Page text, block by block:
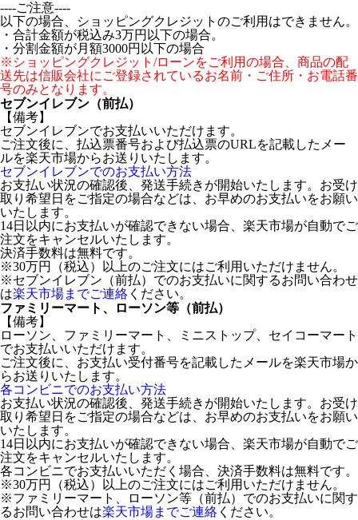
----ご注意----
以下の場合、ショッピングクレジットのご利用はできません。
・合計金額が税込み3万円以下の場合。
・分割金額が月額3000円以下の場合
※ショッピングクレジット/ローンをご利用の場合、商品の配
送先は信販会社にご登録されているお名前・ご住所・お電話番
号のみとなります。
セブンイレブン（前払）
【備考】
セブンイレブンでお支払いいただけます。
ご注文後に、払込票番号および払込票のURLを記載したメー
ルを楽天市場からお送りいたします。
セブンイレブンでのお支払い方法
お支払い状況の確認後、発送手続きが開始いたします。お受け
取り希望日をご指定の場合などは、お早めのお支払いをお願い
いたします。
14日以内にお支払いが確認できない場合、楽天市場が自動でご
注文をキャンセルいたします。
決済手数料は無料です。
※30万円（税込）以上のご注文にはご利用いただけません。
※セブンイレブン（前払）でのお支払いに関するお問い合わせ
は楽天市場までご連絡 ください。
ファミリーマート、ローソン等（前払）
【備考】
ローソン、ファミリーマート、ミニストップ、セイコーマート
でお支払いいただけます。
ご注文後に、お支払い受付番号を記載したメールを楽天市場か
らお送りいたします。
各コンビニでのお支払い方法
お支払い状況の確認後、発送手続きが開始いたします。お受け
取り希望日をご指定の場合などは、お早めのお支払いをお願い
いたします。
14日以内にお支払いが確認できない場合、楽天市場が自動でご
注文をキャンセルいたします。
各コンビニでお支払いいただく場合、決済手数料は無料です。
※30万円（税込）以上のご注文にはご利用いただけません。
※ファミリーマート、ローソン等（前払）でのお支払いに関す
るお問い合わせは楽天市場までご連絡 ください。